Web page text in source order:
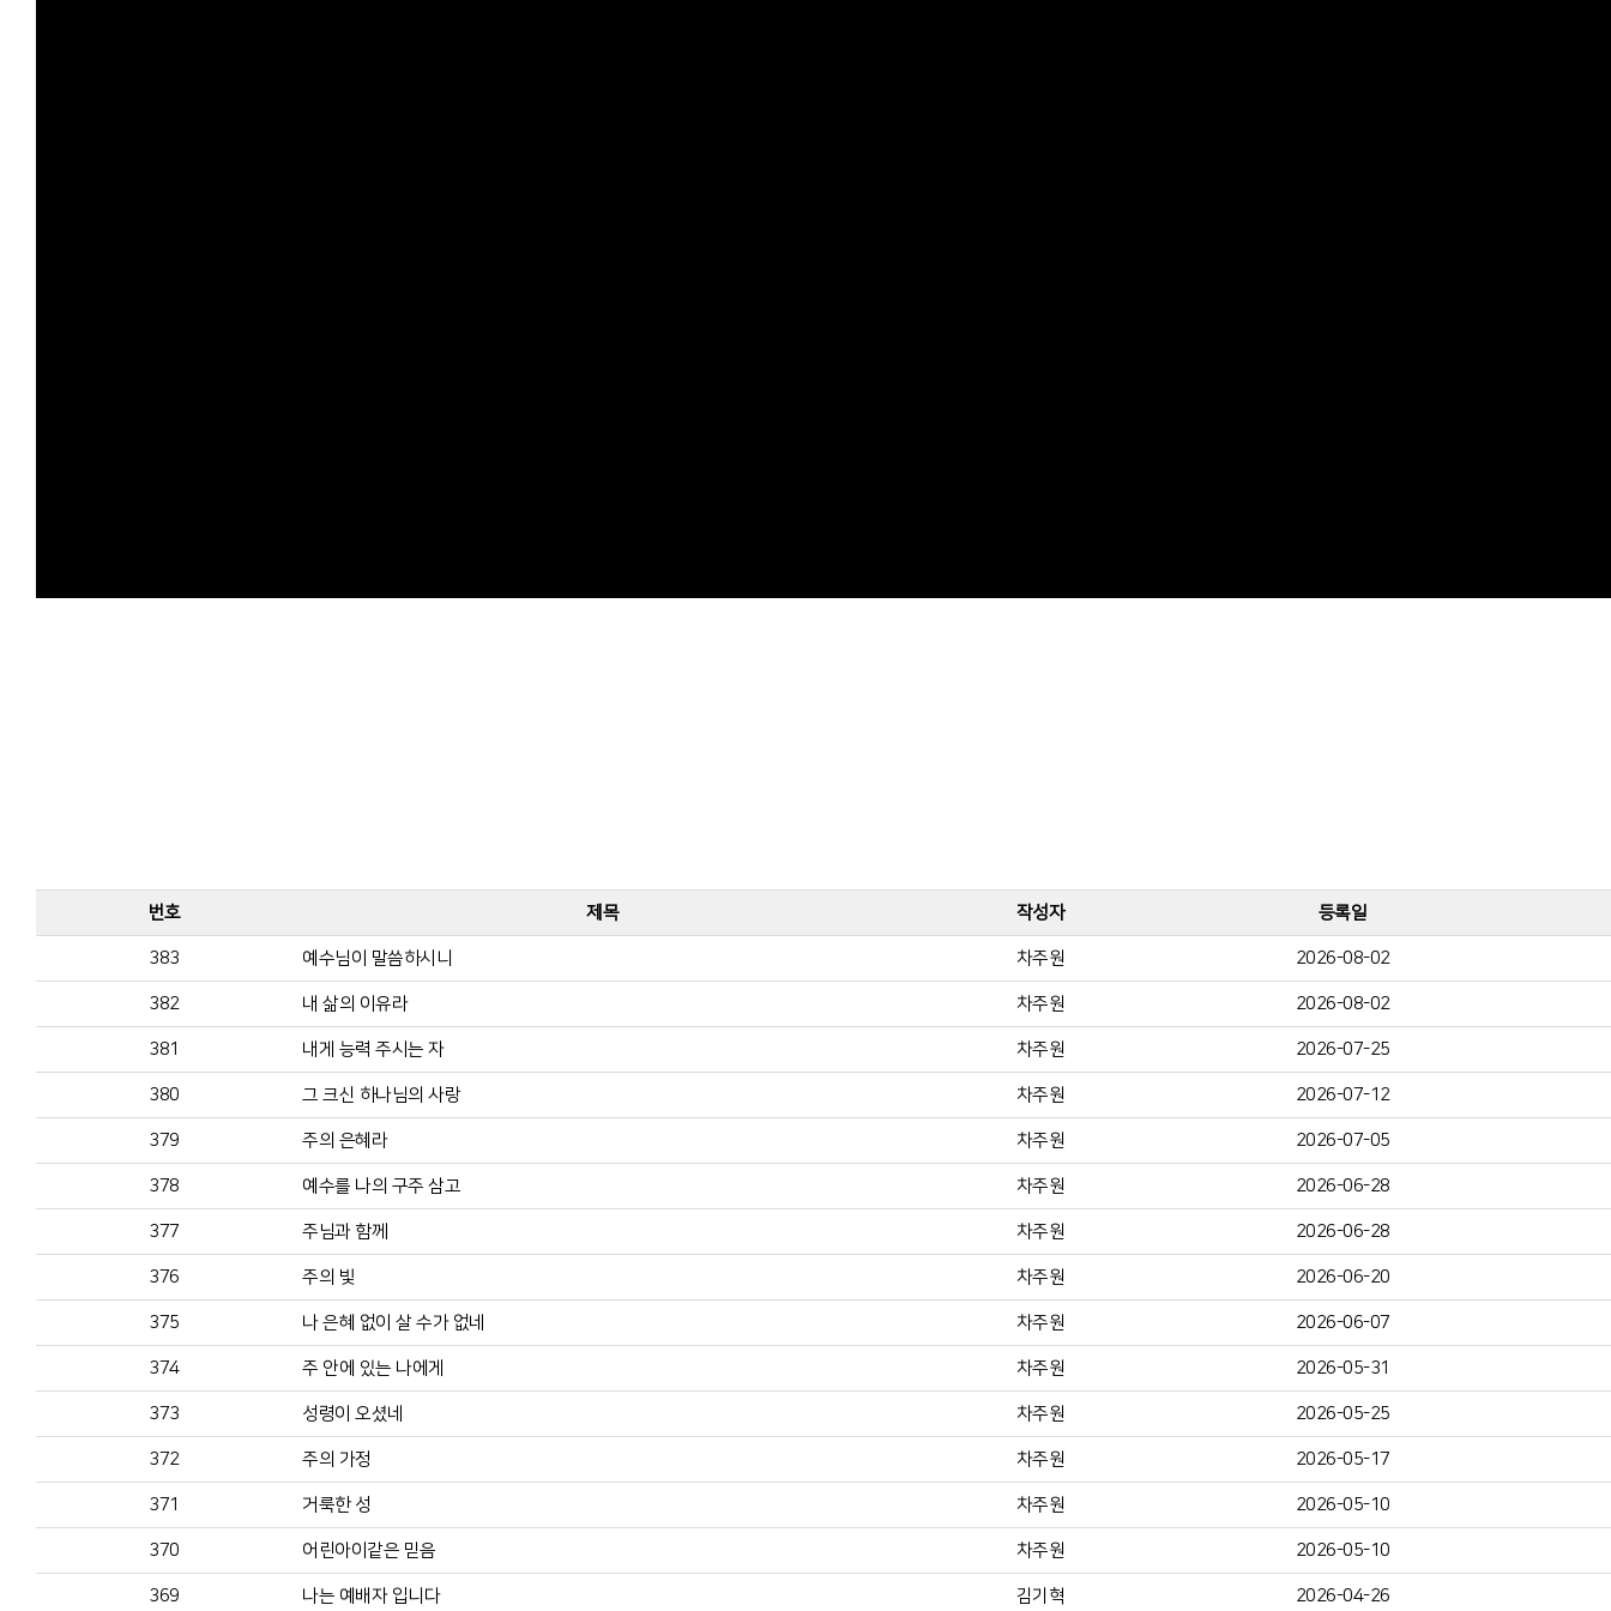
번호 제목 작성자 등록일
383 예수님이 말씀하시니 차주원 2026-08-02
382 내 삶의 이유라 차주원 2026-08-02
381 내게 능력 주시는 자 차주원 2026-07-25
380 그 크신 하나님의 사랑 차주원 2026-07-12
379 주의 은혜라 차주원 2026-07-05
378 예수를 나의 구주 삼고 차주원 2026-06-28
377 주님과 함께 차주원 2026-06-28
376 주의 빛 차주원 2026-06-20
375 나 은혜 없이 살 수가 없네 차주원 2026-06-07
374 주 안에 있는 나에게 차주원 2026-05-31
373 성령이 오셨네 차주원 2026-05-25
372 주의 가정 차주원 2026-05-17
371 거룩한 성 차주원 2026-05-10
370 어린아이같은 믿음 차주원 2026-05-10
369 나는 예배자 입니다 김기혁 2026-04-26